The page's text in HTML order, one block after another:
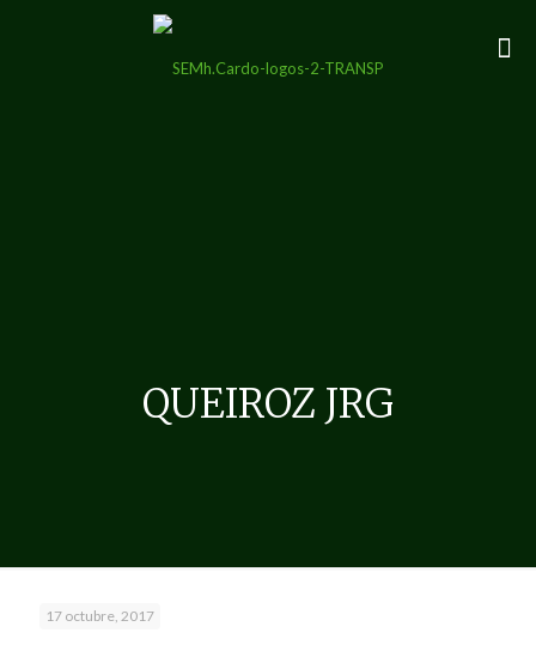
QUEIROZ JRG
17 octubre, 2017